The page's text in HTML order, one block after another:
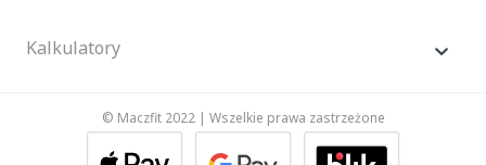
Kalkulatory
© Maczfit 2022 | Wszelkie prawa zastrzeżone